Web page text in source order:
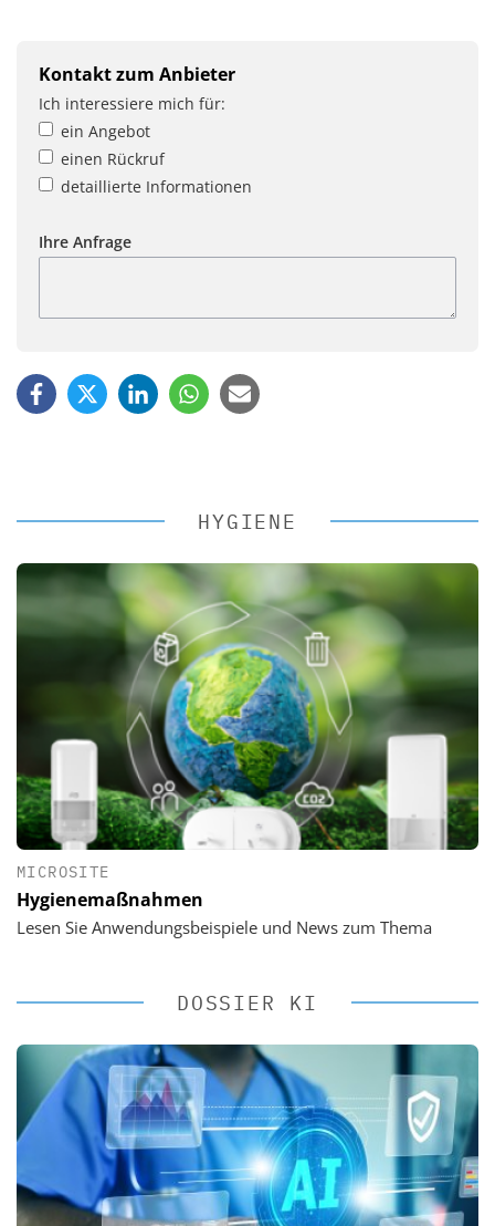
Kontakt zum Anbieter
Ich interessiere mich für:
ein Angebot
einen Rückruf
detaillierte Informationen
Ihre Anfrage
HYGIENE
MICROSITE
Hygienemaßnahmen
Lesen Sie Anwendungsbeispiele und News zum Thema
DOSSIER KI